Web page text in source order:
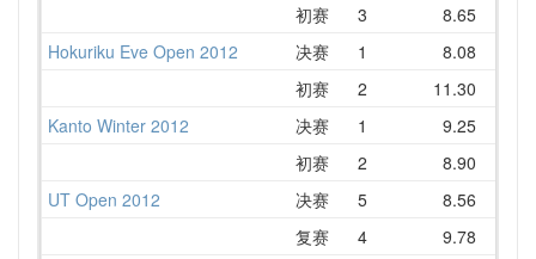
初赛
3 8.65
Hokuriku Eve Open 2012
决赛 1 8.08
初赛
2 11.30
Kanto Winter 2012
决赛 1 9.25
初赛
2 8.90
UT Open 2012
决赛 5 8.56
复赛
4 9.78